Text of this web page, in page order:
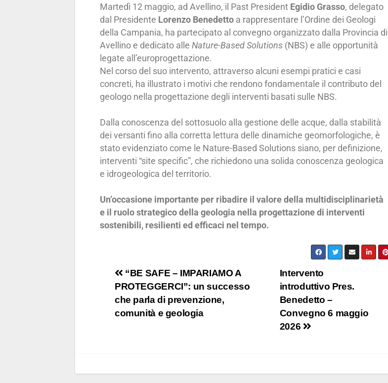
Martedì 12 maggio, ad Avellino, il Past President Egidio Grasso, delegato
dal Presidente Lorenzo Benedetto a rappresentare l’Ordine dei Geologi
della Campania, ha partecipato al convegno organizzato dalla Provincia di
Avellino e dedicato alle Nature-Based Solutions (NBS) e alle opportunità
legate all’europrogettazione.
Nel corso del suo intervento, attraverso alcuni esempi pratici e casi
concreti, ha illustrato i motivi che rendono fondamentale il contributo del
geologo nella progettazione degli interventi basati sulle NBS.
Dalla conoscenza del sottosuolo alla gestione delle acque, dalla stabilità
dei versanti fino alla corretta lettura delle dinamiche geomorfologiche, è
stato evidenziato come le Nature-Based Solutions siano, per definizione,
interventi “site specific”, che richiedono una solida conoscenza geologica
e idrogeologica del territorio.
Un’occasione importante per ribadire il valore della multidisciplinarietà
e il ruolo strategico della geologia nella progettazione di interventi
sostenibili, resilienti ed efficaci nel tempo.
Intervento
introduttivo Pres.
Benedetto –
Convegno 6 maggio
2026
“BE SAFE – IMPARIAMO A
PROTEGGERCI”: un successo
che parla di prevenzione,
comunità e geologia